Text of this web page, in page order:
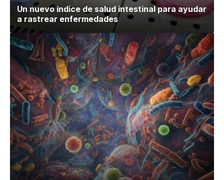
Un nuevo índice de salud intestinal para ayudar
a rastrear enfermedades